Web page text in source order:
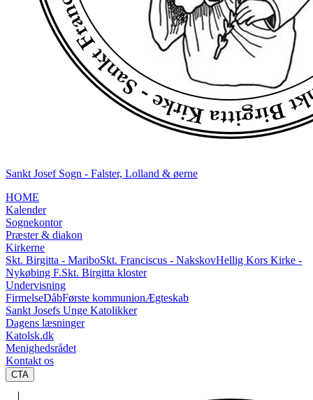
Sankt Josef Sogn - Falster, Lolland & øerne
HOME
Kalender
Sognekontor
Præster & diakon
Kirkerne
Skt. Birgitta - MariboSkt. Franciscus - NakskovHellig Kors Kirke -
Nykøbing F.Skt. Birgitta kloster
Undervisning
FirmelseDåbFørste kommunionÆgteskab
Sankt Josefs Unge Katolikker
Dagens læsninger
Katolsk.dk
Menighedsrådet
Kontakt os
CTA